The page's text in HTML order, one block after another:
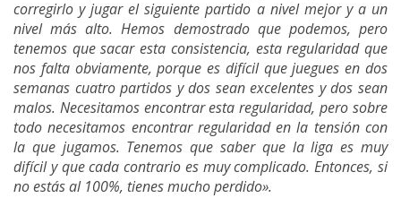
corregirlo y jugar el siguiente partido a nivel mejor y a un
nivel más alto. Hemos demostrado que podemos, pero
tenemos que sacar esta consistencia, esta regularidad que
nos falta obviamente, porque es difícil que juegues en dos
semanas cuatro partidos y dos sean excelentes y dos sean
malos. Necesitamos encontrar esta regularidad, pero sobre
todo necesitamos encontrar regularidad en la tensión con
la que jugamos. Tenemos que saber que la liga es muy
difícil y que cada contrario es muy complicado. Entonces, si
no estás al 100%, tienes mucho perdido».